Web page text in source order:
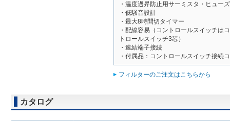
・温度過昇防止用サーミスタ・ヒュー
・低騒音設計
・最大8時間切タイマー
・配線容易（コントロールスイッチは
トロールスイッチ3芯）
・速結端子接続
・付属品：コントロールスイッチ接続
フィルターのご注文はこちらから
カタログ